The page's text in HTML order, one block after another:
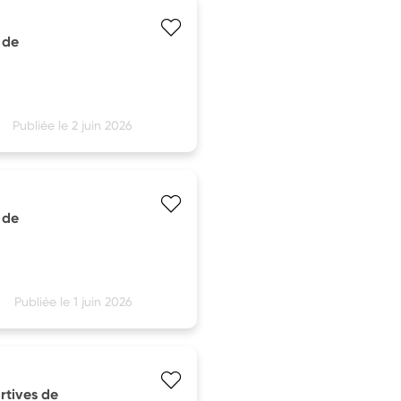
Publiée le 2 juin 2026
Publiée le 1 juin 2026
de